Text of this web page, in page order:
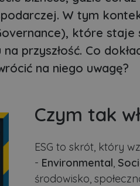
W tym
które
przyszłość. Co
na niego uwagę?
Czym tak
ESG to skrót, który
- Environmental,
środowisko,